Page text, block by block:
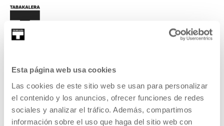
Esta página web usa cookies
Las cookies de este sitio web se usan para personalizar
el contenido y los anuncios, ofrecer funciones de redes
sociales y analizar el tráfico. Además, compartimos
información sobre el uso que haga del sitio web con
REGÍSTRATE AL BOLETÍN
AGENDA
VISÍTANOS